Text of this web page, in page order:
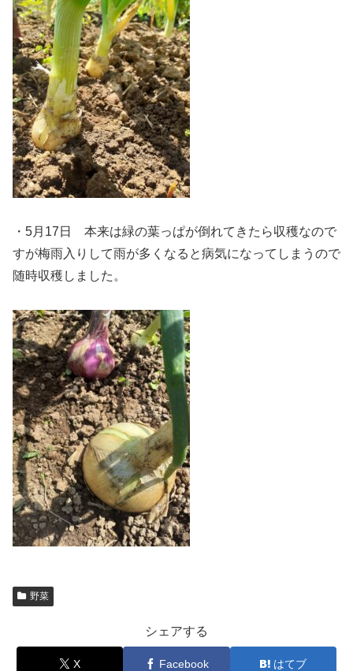
・5月17日 本来は緑の葉っぱが倒れてきたら収穫なので
すが梅雨入りして雨が多くなると病気になってしまうので
随時収穫しました。
野菜
シェアする
X Facebook はてブ